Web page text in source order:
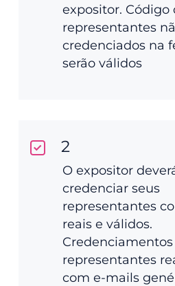
expositor. Código
representantes
credenciados na
serão válidos
2
O expositor
credenciar seus
representantes
reais e válidos.
Credenciamentos
representantes
com e-mails